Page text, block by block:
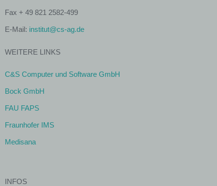
Fax + 49 821 2582-499
E-Mail: institut@cs-ag.de
WEITERE LINKS
C&S Computer und Software GmbH
Bock GmbH
FAU FAPS
Fraunhofer IMS
Medisana
INFOS